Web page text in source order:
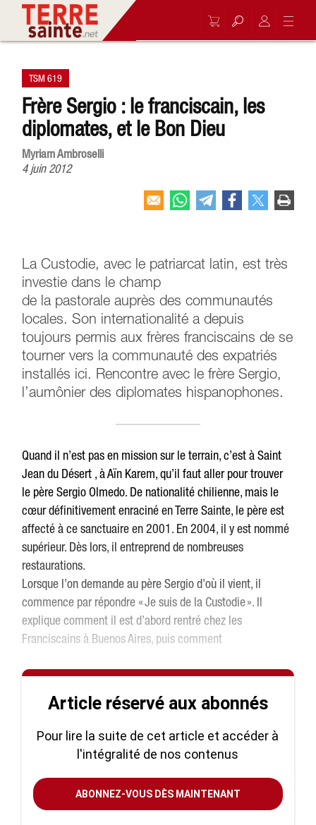
TSM 619
Frère Sergio : le franciscain, les
diplomates, et le Bon Dieu
Myriam Ambroselli
4 juin 2012
La Custodie, avec le patriarcat latin, est très
investie dans le champ
de la pastorale auprès des communautés
locales. Son internationalité a depuis
toujours permis aux frères franciscains de se
tourner vers la communauté des expatriés
installés ici. Rencontre avec le frère Sergio,
l’aumônier des diplomates hispanophones.
Quand il n’est pas en mission sur le terrain, c’est à Saint
Jean du Désert , à Aïn Karem, qu’il faut aller pour trouver
le père Sergio Olmedo. De nationalité chilienne, mais le
cœur définitivement enraciné en Terre Sainte, le père est
affecté à ce sanctuaire en 2001. En 2004, il y est nommé
supérieur. Dès lors, il entreprend de nombreuses
restaurations.
Lorsque l’on demande au père Sergio d’où il vient, il
commence par répondre « Je suis de la Custodie ». Il
explique comment il est d’abord rentré chez les
Franciscains à Buenos Aires, puis comment
Article réservé aux abonnés
Pour lire la suite de cet article et accéder à
l'intégralité de nos contenus
ABONNEZ-VOUS DÈS MAINTENANT